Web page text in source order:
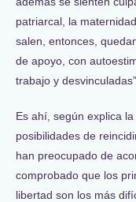
patriarcal, la
salen, entonces,
de apoyo, con
trabajo y desvinculadas”.
Es ahí, según explica
posibilidades de
han preocupado de
comprobado que los
libertad son los más